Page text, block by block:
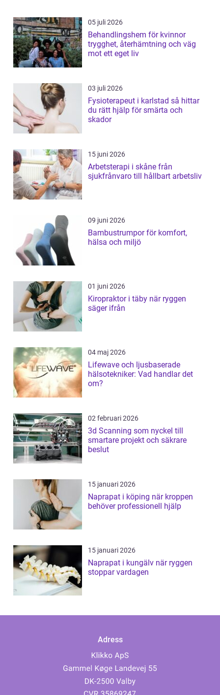
05 juli 2026
Behandlingshem för kvinnor
trygghet, återhämtning och väg
mot ett eget liv
03 juli 2026
Fysioterapeut i karlstad så hittar
du rätt hjälp för smärta och
skador
15 juni 2026
Arbetsterapi i skåne från
sjukfrånvaro till hållbart arbetsliv
09 juni 2026
Bambustrumpor för komfort,
hälsa och miljö
01 juni 2026
Kiropraktor i täby när ryggen
säger ifrån
04 maj 2026
Lifewave och ljusbaserade
hälsotekniker: Vad handlar det
om?
02 februari 2026
3d Scanning som nyckel till
smartare projekt och säkrare
beslut
15 januari 2026
Naprapat i köping när kroppen
behöver professionell hjälp
15 januari 2026
Naprapat i kungälv när ryggen
stoppar vardagen
Adress